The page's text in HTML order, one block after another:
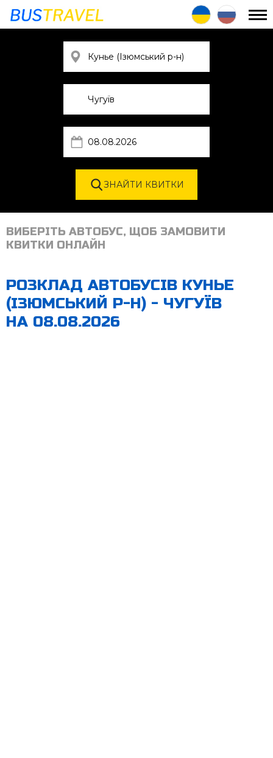
ВИБЕРІТЬ АВТОБУС, ЩОБ ЗАМОВИТИ
КВИТКИ ОНЛАЙН
РОЗКЛАД АВТОБУСІВ КУНЬЕ
(ІЗЮМСЬКИЙ Р-Н) - ЧУГУЇВ
НА 08.08.2026